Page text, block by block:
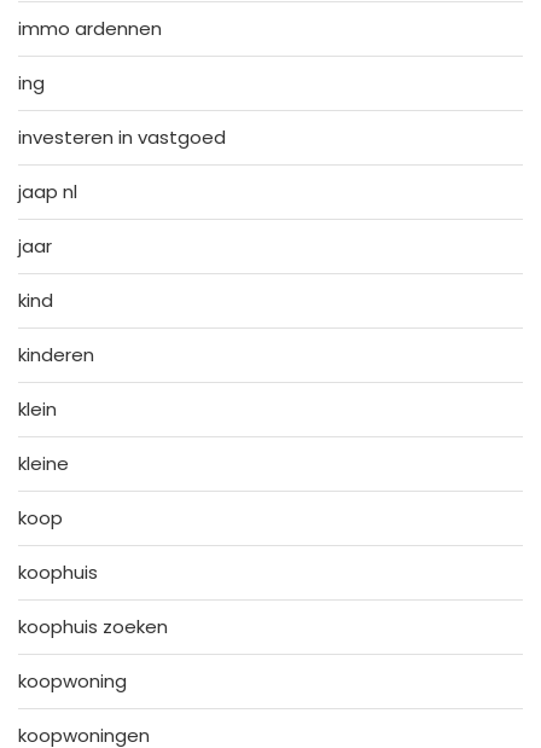
immo ardennen
ing
investeren in vastgoed
jaap nl
jaar
kind
kinderen
klein
kleine
koop
koophuis
koophuis zoeken
koopwoning
koopwoningen